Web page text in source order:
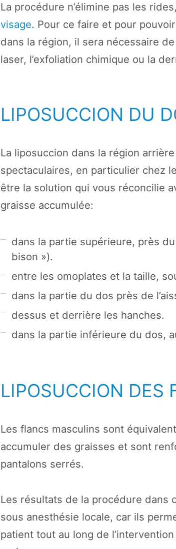
La procédure n’élimine pas les
visage. Pour ce faire et pour
dans la région, il sera nécessaire
laser, l’exfoliation chimique ou la
LIPOSUCCION DU
La liposuccion dans la région
spectaculaires, en particulier chez
être la solution qui vous réconcilie
graisse accumulée:
dans la partie supérieure, près
bison »).
entre les omoplates et la taille,
dans la partie du dos près de
dessus et derrière les hanches.
dans la partie inférieure du dos,
LIPOSUCCION DES
Les flancs masculins sont
accumuler des graisses et sont
pantalons serrés.
Les résultats de la procédure dans
sous anesthésie locale, car ils
patient tout au long de